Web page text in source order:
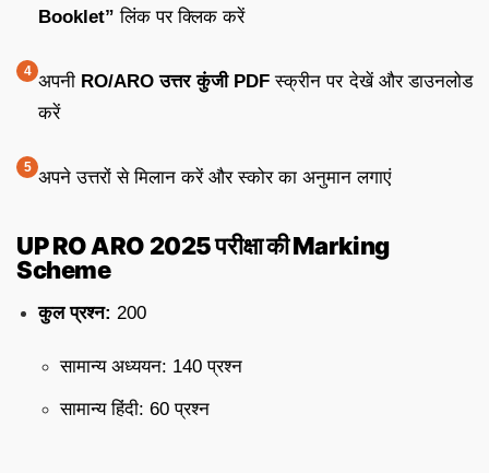
Booklet” लिंक पर क्लिक करें
अपनी RO/ARO उत्तर कुंजी PDFस्क्रीन पर देखें और डाउनलोड
करें
अपने उत्तरों से मिलान करें और स्कोर का अनुमान लगाएं
UP RO ARO 2025 परीक्षा की Marking
Scheme
कुल प्रश्न: 200
सामान्य अध्ययन: 140 प्रश्न
सामान्य हिंदी: 60 प्रश्न